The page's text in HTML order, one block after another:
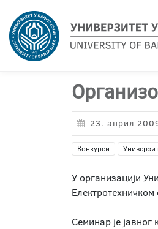
23. април
Конкурси
У организацији
Семинар је